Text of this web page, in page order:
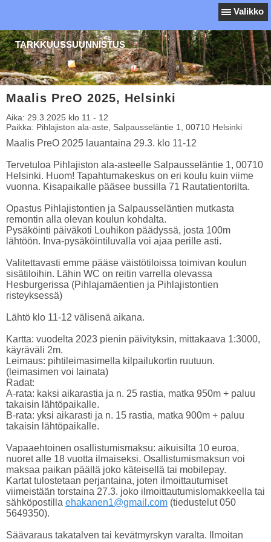
Valikko
TARKKUUSSUUNNISTUS
Maalis PreO 2025, Helsinki
Aika: 29.3.2025 klo 11 - 12
Paikka: Pihlajiston ala-aste, Salpausseläntie 1, 00710 Helsinki
Maalis PreO 2025 lauantaina 29.3. klo 11-12
Tervetuloa Pihlajiston ala-asteelle Salpausseläntie 1, 00710
Helsinki. Huom! Tapahtumakeskus on eri koulu kuin viime
vuonna. Kisapaikalle pääsee bussilla 71 Rautatientorilta.
Opastus Pihlajistontien ja Salpausseläntien mutkasta
remontin alla olevan koulun kohdalta.
Pysäköinti päiväkoti Louhikon päädyssä, josta 100m
lähtöön. Inva-pysäköintiluvalla voi ajaa perille asti.
Valitettavasti emme pääse väistötiloissa toimivan koulun
sisätiloihin. Lähin WC on reitin varrella olevassa
Hesburgerissa (Pihlajamäentien ja Pihlajistontien
risteyksessä)
Lähtö klo 11-12 välisenä aikana.
Kartta: vuodelta 2023 pienin päivityksin, mittakaava 1:3000,
käyräväli 2m.
Leimaus: pihtileimasimella kilpailukortin ruutuun.
(leimasimen voi lainata)
Radat:
A-rata: kaksi aikarastia ja n. 25 rastia, matka 950m + paluu
takaisin lähtöpaikalle.
B-rata: yksi aikarasti ja n. 15 rastia, matka 900m + paluu
takaisin lähtöpaikalle.
Vapaaehtoinen osallistumismaksu: aikuisilta 10 euroa,
nuoret alle 18 vuotta ilmaiseksi. Osallistumismaksun voi
maksaa paikan päällä joko käteisellä tai mobilepay.
Kartat tulostetaan perjantaina, joten ilmoittautumiset
viimeistään torstaina 27.3. joko ilmoittautumislomakkeella tai
sähköpostilla ehakanen1@gmail.com (tiedustelut 050
5649350).
Säävaraus takatalven tai kevätmyrskyn varalta. Ilmoitan